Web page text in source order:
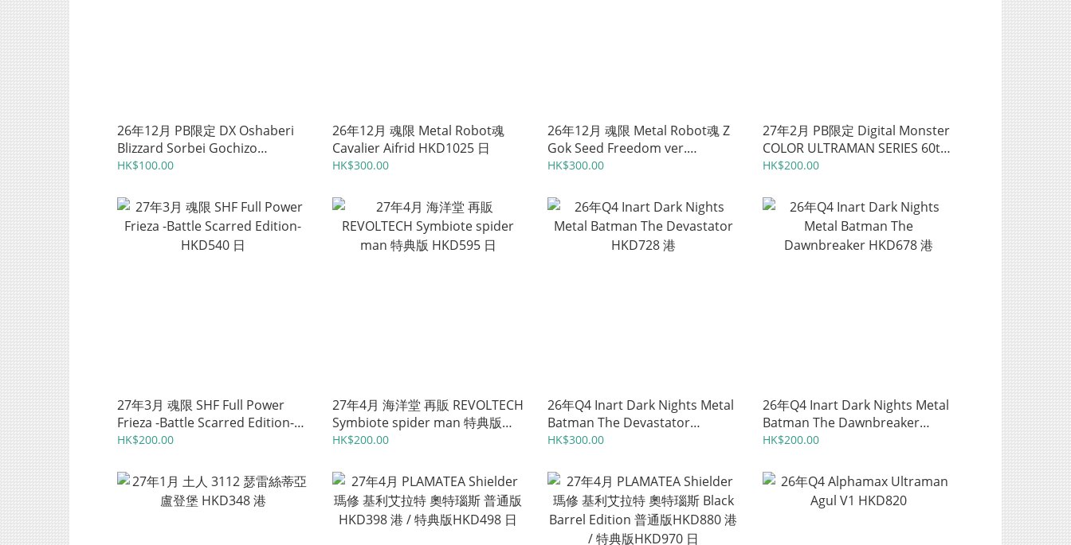
26年12月 PB限定 DX Oshaberi
Blizzard Sorbei Gochizo
HKD330
HK$100.00
26年12月 魂限 Metal Robot魂
Cavalier Aifrid HKD1025 日
HK$300.00
26年12月 魂限 Metal Robot魂 Z
Gok Seed Freedom ver.
HKD1050 日
HK$300.00
27年2月 PB限定 Digital Monster
COLOR ULTRAMAN SERIES 60th
EDITION 各HKD430 日
HK$200.00
27年3月 魂限 SHF Full Power
Frieza -Battle Scarred Edition-
HKD540 日
HK$200.00
27年4月 海洋堂 再販 REVOLTECH
Symbiote spider man 特典版
HKD595 日
HK$200.00
26年Q4 Inart Dark Nights Metal
Batman The Devastator
HKD728 港
HK$300.00
26年Q4 Inart Dark Nights Metal
Batman The Dawnbreaker
HKD678 港
HK$200.00